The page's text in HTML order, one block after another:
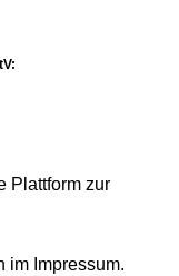
Plattform zur
im Impressum.